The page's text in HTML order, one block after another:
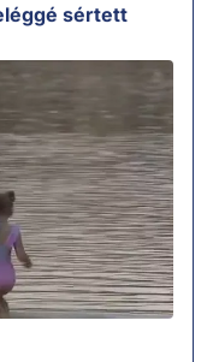
sértett